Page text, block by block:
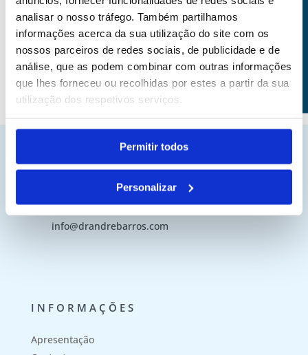
analisar o nosso tráfego. Também partilhamos
informações acerca da sua utilização do site com os
nossos parceiros de redes sociais, de publicidade e de
análise, que as podem combinar com outras informações
que lhes forneceu ou recolhidas por estes a partir da sua
utilização dos respetivos serviços.
Permitir todos
Personalizar
Partilhar nas redes sociais
CONTACTOS
(+351) 915 399 276
info@drandrebarros.com
INFORMAÇÕES
Apresentação
AGENDAMENTOS